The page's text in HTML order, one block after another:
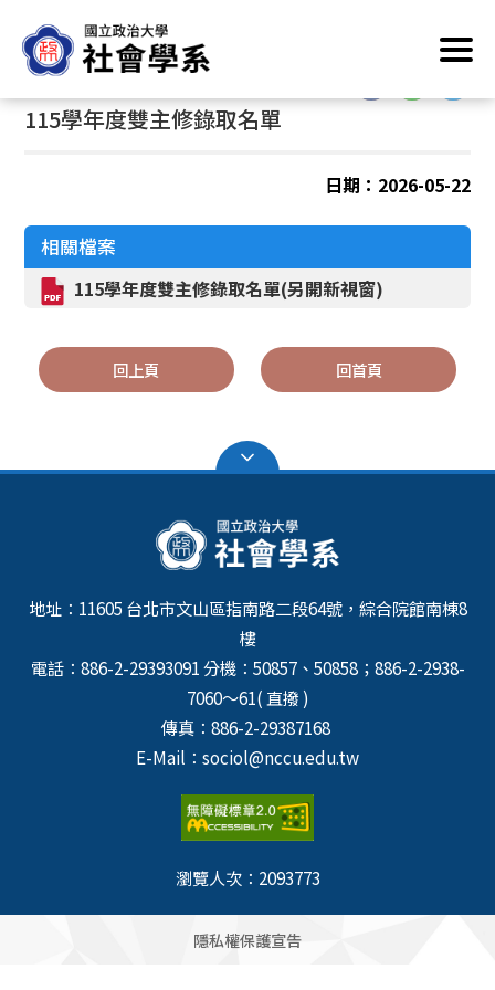
到
主
要
內
首頁 /最新消息/系所公告
115學年度雙主修錄取名單
日期：2026-05-22
相關檔案
115學年度雙主修錄取名單(另開新視窗)
回上頁 回首頁
地址：11605 台北市文山區指南路二段64號，綜合院館南棟8
樓
電話：886-2-29393091 分機：50857、50858；886-2-2938-
7060～61( 直撥 )
傳真：886-2-29387168
E-Mail：sociol@nccu.edu.tw
瀏覽人次： 2093773
隱私權保護宣告